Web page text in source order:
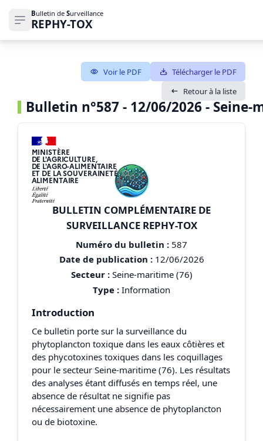
Ouvrir le menu de navigation
Bulletin de Surveillance
REPHY-TOX
Bulletin n°587 - 12/06/2026 - Seine-
Voir le PDF
Télécharger le PDF
Retour à la liste
MINISTÈRE
DE L'AGRICULTURE,
DE L'AGRO-ALIMENTAIRE
ET DE LA SOUVERAINETÉ
ALIMENTAIRE
BULLETIN COMPLÉMENTAIRE DE
SURVEILLANCE REPHY-TOX
Numéro du bulletin : 587
Date de publication :12/06/2026
Secteur :Seine-maritime (76)
Type : Information
Introduction
Ce bulletin porte sur la surveillance du
phytoplancton toxique dans les eaux côtières et
des phycotoxines toxiques dans les coquillages
pour le secteur Seine-maritime (76). Les résultats
des analyses étant diffusés en temps réel, une
absence de résultat ne signifie pas
nécessairement une absence de phytoplancton
ou de biotoxine.